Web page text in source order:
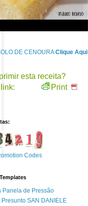
DE CENOURAClique Aqui
esta receita?
Print
Codes
Panela de Pressão
SAN DANIELE